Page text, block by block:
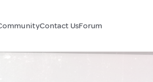
Contact UsForum